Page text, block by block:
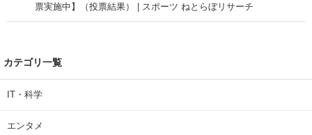
票実施中】（投票結果） | スポーツ ねとらぼリサーチ
カテゴリ一覧
IT・科学
エンタメ